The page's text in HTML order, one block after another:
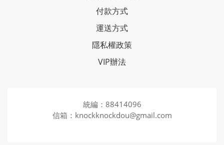
付款方式
運送方式
隱私權政策
VIP辦法
統編：88414096
信箱：knockknockdou@gmail.com